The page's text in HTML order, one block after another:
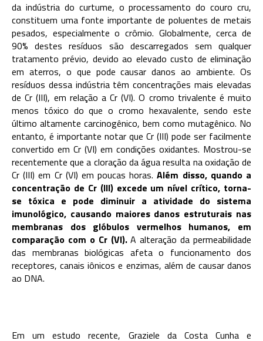
da indústria do curtume, o processamento do couro cru,
constituem uma fonte importante de poluentes de metais
pesados, especialmente o crômio. Globalmente, cerca de
90% destes resíduos são descarregados sem qualquer
tratamento prévio, devido ao elevado custo de eliminação
em aterros, o que pode causar danos ao ambiente. Os
resíduos dessa indústria têm concentrações mais elevadas
de Cr (III), em relação a Cr (VI). O cromo trivalente é muito
menos tóxico do que o cromo hexavalente, sendo este
último altamente carcinogênico, bem como mutagênico. No
entanto, é importante notar que Cr (III) pode ser facilmente
convertido em Cr (VI) em condições oxidantes. Mostrou-se
recentemente que a cloração da água resulta na oxidação de
Cr (III) em Cr (VI) em poucas horas.Além disso, quando a
concentração de Cr (III) excede um nível crítico, torna-
se tóxica e pode diminuir a atividade do sistema
imunológico, causando maiores danos estruturais nas
membranas dos glóbulos vermelhos humanos, em
comparação com o Cr (VI).A alteração da permeabilidade
das membranas biológicas afeta o funcionamento dos
receptores, canais iônicos e enzimas, além de causar danos
ao DNA.
Em um estudo recente, Graziele da Costa Cunha e